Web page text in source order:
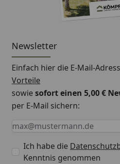
Newsletter
Einfach hier die E-Mail-
Vorteile
sowiesofort einen 5,00 €
per E-Mail sichern:
Keine Eingabe erforderlich
Eingabe erforderlich
E-Mail *
Ich habe die
Kenntnis genommen